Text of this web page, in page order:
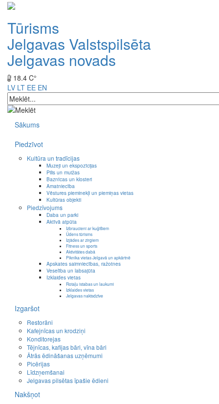
Tūrisms
Jelgavas Valstspilsēta
Jelgavas novads
18.4 C°
LV LT EE EN
Sākums
Piedzīvot
Kultūra un tradīcijas
Muzeji un ekspozīcijas
Pilis un muižas
Baznīcas un klosteri
Amatniecība
Vēstures pieminekļi un piemiņas vietas
Kultūras objekti
Piedzīvojums
Daba un parki
Aktīvā atpūta
Izbraucieni ar kuģīšiem
Ūdens tūrisms
Izjādes ar zirgiem
Fitness un sports
Aktivitātes dabā
Piknika vietas Jelgavā un apkārtnē
Apskates saimniecības, ražotnes
Veselība un labsajūta
Izklaides vietas
Rotaļu istabas un laukumi
Izklaides vietas
Jelgavas naktsdzīve
Izgaršot
Restorāni
Kafejnīcas un krodziņi
Konditorejas
Tējnīcas, kafijas bāri, vīna bāri
Ātrās ēdināšanas uzņēmumi
Picērijas
Līdzņemšanai
Jelgavas pilsētas īpašie ēdieni
Nakšņot